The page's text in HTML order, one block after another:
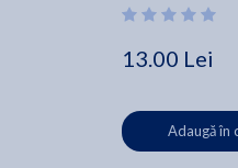
13.00 Lei
Adaugă în